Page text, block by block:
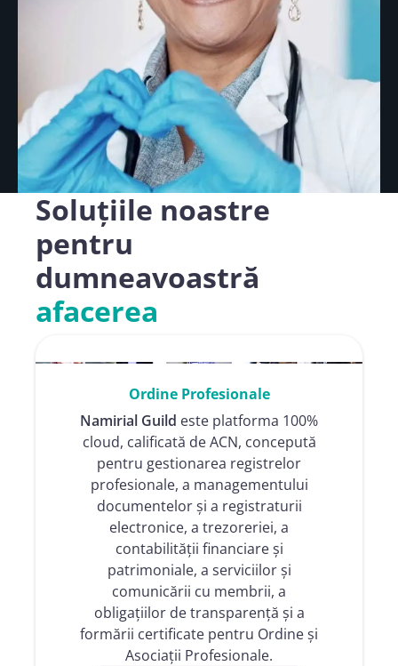
Soluțiile noastre
pentru
dumneavoastră
afacerea
Ordine Profesionale
Namirial Guild este platforma 100%
cloud, calificată de ACN, concepută
pentru gestionarea registrelor
profesionale, a managementului
documentelor și a registraturii
electronice, a trezoreriei, a
contabilității financiare și
patrimoniale, a serviciilor și
comunicării cu membrii, a
obligațiilor de transparență și a
formării certificate pentru Ordine și
Asociații Profesionale.